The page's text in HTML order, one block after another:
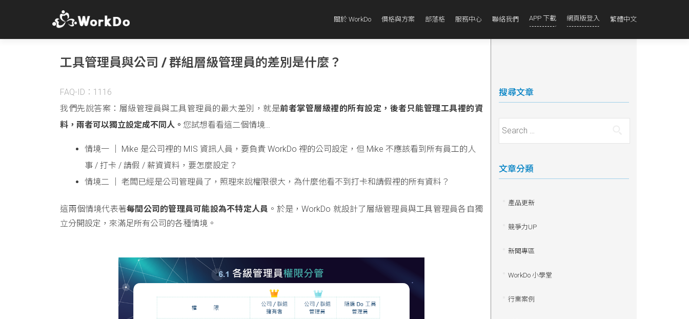
關於 WorkDo 價格與方案 部落格 服務中心 聯絡我們 APP 下載 網頁版登入 繁體中文
工具管理員與公司 / 群組層級管理員的差別是什麼？
FAQ-ID：1116
我們先說答案：層級管理員與工具管理員的最大差別，就是前者掌管層級裡的所有設定，後者只能管理工具裡的資
料，兩者可以獨立設定成不同人。 您試想看看這二個情境…
情境一 │ Mike 是公司裡的 MIS 資訊人員，要負責 WorkDo 裡的公司設定，但 Mike 不應該看到所有員工的人
事 / 打卡 / 請假 / 薪資資料，要怎麼設定？
情境二 │ 老闆已經是公司管理員了，照理來說權限很大，為什麼他看不到打卡和請假裡的所有資料？
這兩個情境代表著每間公司的管理員可能設為不特定人員 。於是，WorkDo 就設計了層級管理員與工具管理員各自獨
立分開設定，來滿足所有公司的各種情境。
搜尋文章
Search for:
文章分類
產品更新
競爭力UP
新聞專區
WorkDo 小學堂
行業案例